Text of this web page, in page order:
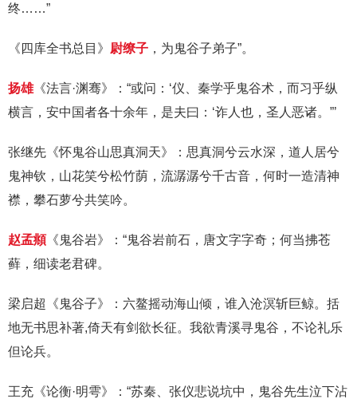
终……”
《四库全书总目》 尉缭子 ，为鬼谷子弟子”。
扬雄《法言·渊骞》：“或问：‘仪、秦学乎鬼谷术，而习乎纵
横言，安中国者各十余年，是夫曰：‘诈人也，圣人恶诸。”’
张继先《怀鬼谷山思真洞天》：思真洞兮云水深，道人居兮
鬼神钦，山花笑兮松竹荫，流潺潺兮千古音，何时一造清神
襟，攀石萝兮共笑吟。
赵孟頫《鬼谷岩》：“鬼谷岩前石，唐文字字奇；何当拂苍
藓，细读老君碑。
梁启超《鬼谷子》：六鳌摇动海山倾，谁入沧溟斩巨鲸。括
地无书思补著,倚天有剑欲长征。我欲青溪寻鬼谷，不论礼乐
但论兵。
王充《论衡·明雩》：“苏秦、张仪悲说坑中，鬼谷先生泣下沾